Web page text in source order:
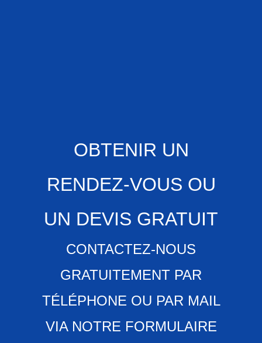
OBTENIR UN
RENDEZ-VOUS OU
UN DEVIS GRATUIT
CONTACTEZ-NOUS
GRATUITEMENT PAR
TÉLÉPHONE OU PAR MAIL
VIA NOTRE FORMULAIRE